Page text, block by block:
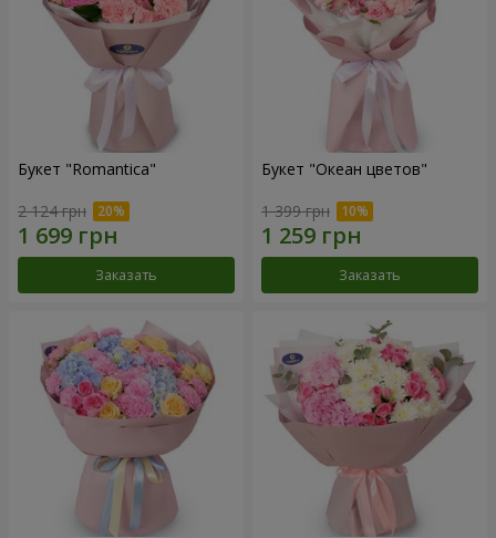
Букет "Romantica"
2 124 грн
Заказать
Букет "Океан цветов"
1 399 грн
Заказать